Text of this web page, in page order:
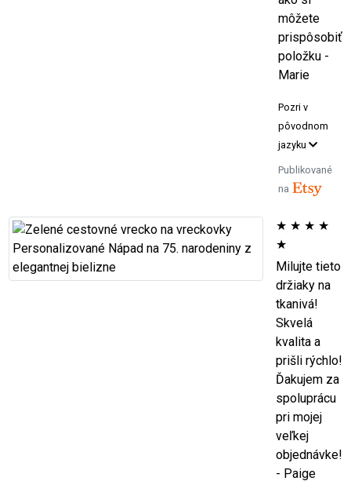
môžete
prispôsobiť
položku -
Marie
Pozri v
pôvodnom
jazyku
Publikované
na
★ ★ ★ ★
★
Milujte tieto
držiaky na
tkanivá!
Skvelá
kvalita a
prišli rýchlo!
Ďakujem za
spoluprácu
pri mojej
veľkej
objednávke!
- Paige